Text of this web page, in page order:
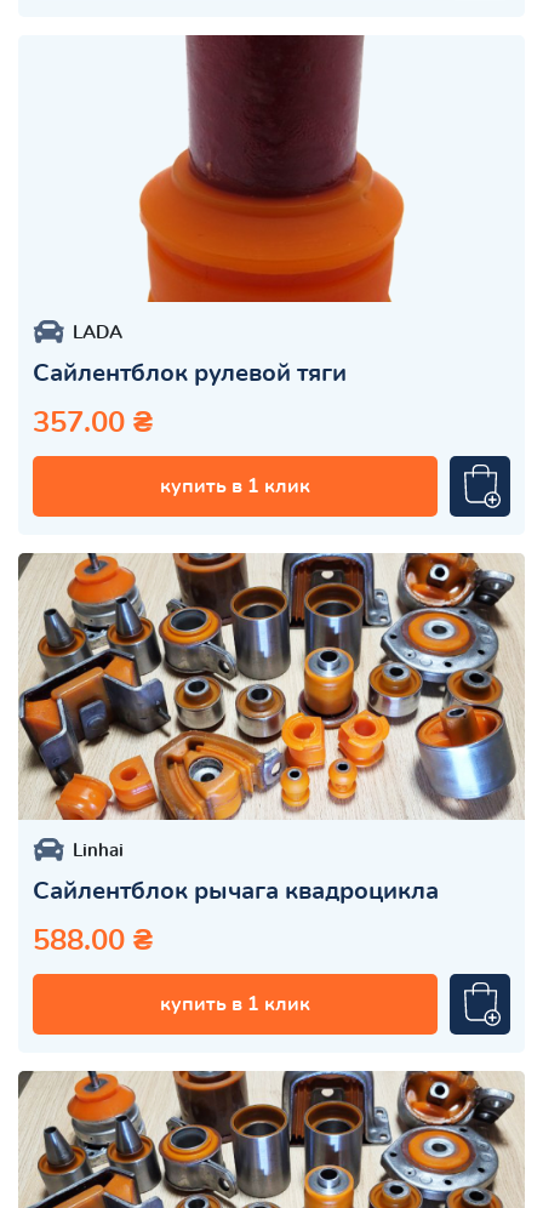
LADA
Сайлентблок рулевой тяги
357.00 ₴
купить в 1 клик
Linhai
Сайлентблок рычага квадроцикла
588.00 ₴
купить в 1 клик